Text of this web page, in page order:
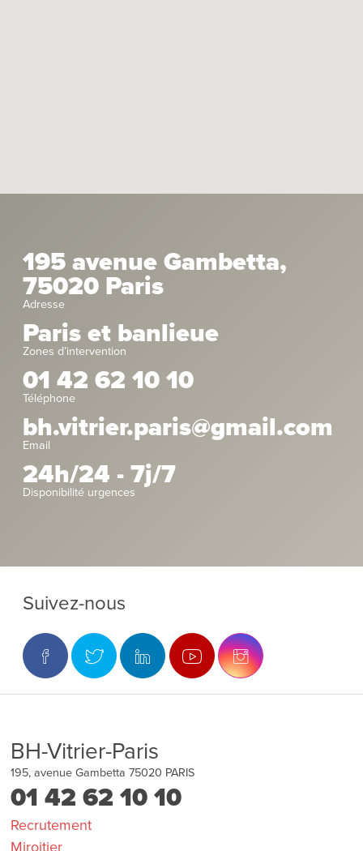
195 avenue Gambetta,
75020 Paris
Adresse
Paris et banlieue
Zones d’intervention
01 42 62 10 10
Téléphone
bh.vitrier.paris@gmail.com
Email
24h/24 - 7j/7
Disponibilité urgences
Suivez-nous
BH-Vitrier-Paris
195, avenue Gambetta 75020 PARIS
01 42 62 10 10
Recrutement
Miroitier